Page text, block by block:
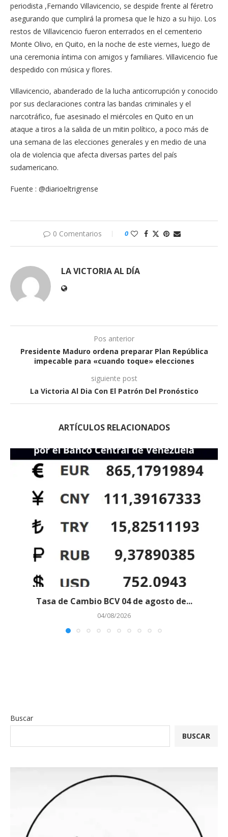
periodista ,Fernando Villavicencio, se despide frente al féretro
asegurando que cumplirá la promesa que le hizo a su hijo. Los
restos de Villavicencio fueron enterrados en el cementerio
Monte Olivo, en Quito, en la noche de este viernes, luego de
una ceremonia íntima con amigos y familiares. Villavicencio fue
despedido con música y flores.
Villavicencio, abanderado de la lucha anticorrupción y conocido
por sus declaraciones contra las bandas criminales y el
narcotráfico, fue asesinado el miércoles en Quito en un
ataque a tiros a la salida de un mitin político, a poco más de
una semana de las elecciones generales y en medio de una
ola de violencia que afecta diversas partes del país
sudamericano.
Fuente : @diarioeltrigrense
0 Comentarios 0
LA VICTORIA AL DÍA
Pos anterior
Presidente Maduro ordena preparar Plan República
impecable para «cuando toque» elecciones
siguiente post
La Victoria Al Dia Con El Patrón Del Pronóstico
ARTÍCULOS RELACIONADOS
Tasa de Cambio BCV 04 de agosto de...
04/08/2026
Buscar
BUSCAR